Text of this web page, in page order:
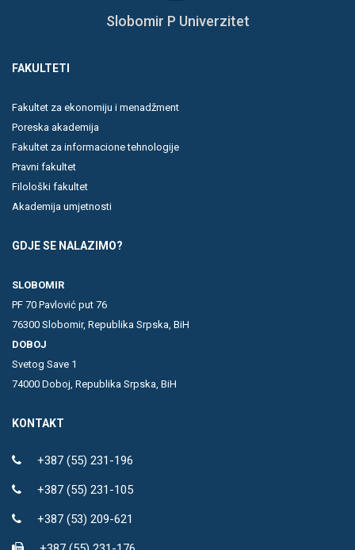
Slobomir P Univerzitet
FAKULTETI
Fakultet za ekonomiju i menadžment
Poreska akademija
Fakultet za informacione tehnologije
Pravni fakultet
Filološki fakultet
Akademija umjetnosti
GDJE SE NALAZIMO?
SLOBOMIR
PF 70 Pavlović put 76
76300 Slobomir, Republika Srpska, BiH
DOBOJ
Svetog Save 1
74000 Doboj, Republika Srpska, BiH
KONTAKT
+387 (55) 231-196
+387 (55) 231-105
+387 (53) 209-621